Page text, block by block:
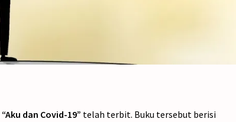
“Aku dan Covid-19” telah terbit. Buku tersebut berisi